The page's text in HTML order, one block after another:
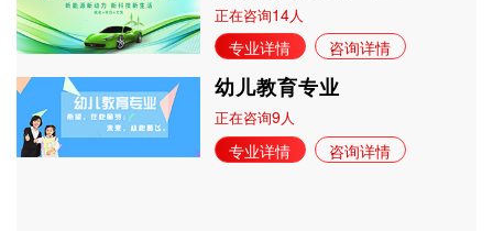
正在咨询14人
专业详情 咨询详情
幼儿教育专业
正在咨询9人
专业详情 咨询详情